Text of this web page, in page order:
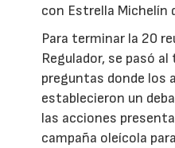
con Estrella Michelín
Para terminar la 20
Regulador, se pasó
preguntas donde los
establecieron un
las acciones
campaña oleícola